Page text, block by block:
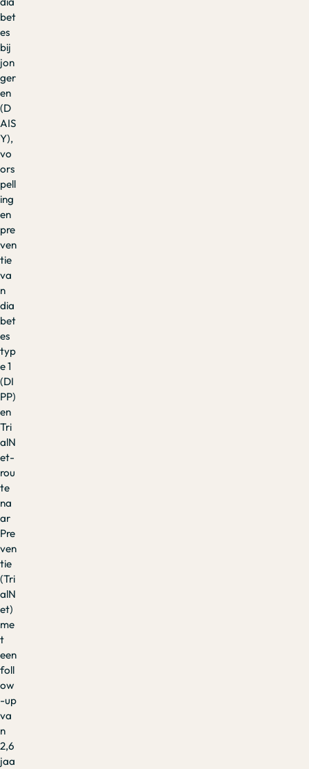
bet
es
bij
jon
ger
en
(D
AIS
Y),
vo
ors
pell
ing
en
pre
ven
tie
va
n
dia
bet
es
typ
e 1
(DI
PP)
en
Tri
alN
et-
rou
te
na
ar
Pre
ven
tie
(Tri
alN
et)
me
t
een
foll
ow
-up
va
n
2,6
jaa